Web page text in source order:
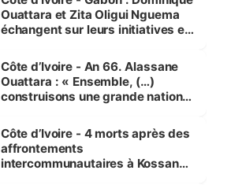
Ouattara et Zita Oligui Nguema
échangent sur leurs initiatives en
enfants
Côte d’Ivoire - An 66. Alassane
Ouattara : « Ensemble, (…)
construisons une grande nation
générations futures »
Côte d’Ivoire - 4 morts après des
affrontements
intercommunautaires à Kossandji